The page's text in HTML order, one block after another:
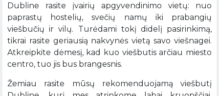
Dubline rasite įvairių apgyvendinimo vietų: nuo
paprastų hostelių, svečių namų iki prabangių
viešbučių ir vilų. Turėdami tokį didelį pasirinkimą,
tikrai rasite geriausią nakvynės vietą savo viešnagei.
Atkreipkite dėmesį, kad kuo viešbutis arčiau miesto
centro, tuo jis bus brangesnis.
Žemiau rasite mūsų rekomenduojamą viešbutį